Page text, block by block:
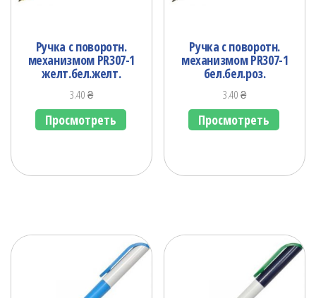
Ручка с поворотн.
механизмом PR307-1
желт.бел.желт.
3.40₴
Просмотреть
Ручка с поворотн.
механизмом PR307-1
бел.бел.роз.
3.40₴
Просмотреть